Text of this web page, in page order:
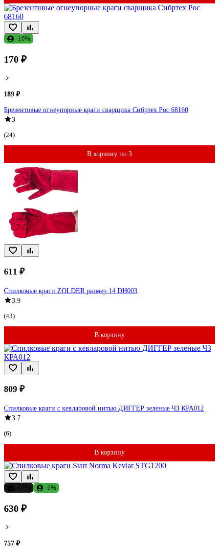
-10%
170 ₽
189 ₽
Брезентовые огнеупорные краги сварщика Сибртех Рос 68160
3
(24)
В корзину по 3
611 ₽
Спилковые краги ZOLDER размер 14 DH003
3.9
(43)
В корзину
809 ₽
Спилковые краги с кевларовой нитью ДИГГЕР зеленые ЧЗ КРА012
3.7
(6)
В корзину
-6%
630 ₽
757 ₽